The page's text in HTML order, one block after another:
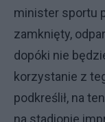
minister sportu
zamknięty,
dopóki nie
korzystanie z
podkreślił, na
na stadionie